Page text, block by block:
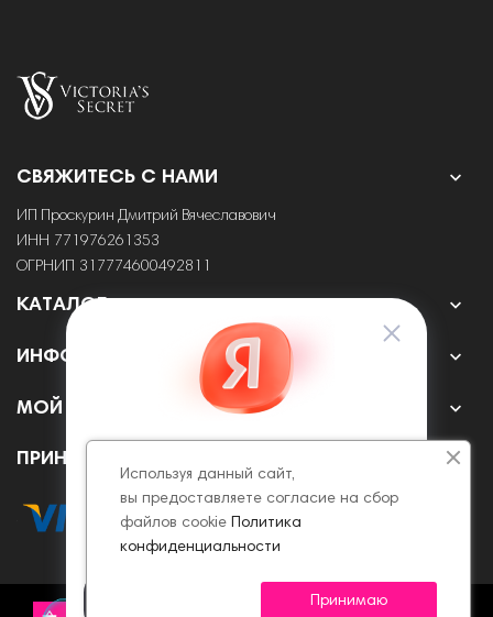
СВЯЖИТЕСЬ С НАМИ 
ИП Проскурин Дмитрий Вячеславович
ИНН 771976261353
ОГРНИП 317774600492811
КАТАЛОГ 
ИНФОРМАЦИЯ 
МОЙ АККАУНТ 
ПРИНИМАЕМ К ОПЛАТЕ ОНЛАЙН
Используя данный сайт,
вы предоставляете согласие на сбор
файлов cookie Политика
конфиденциальности
Принимаю